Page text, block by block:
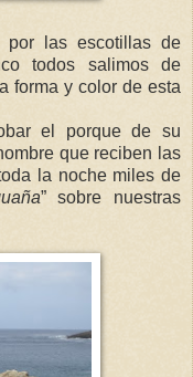
por las escotillas de
todos salimos de
forma y color de esta
el porque de su
que reciben las
la noche miles de
” sobre nuestras